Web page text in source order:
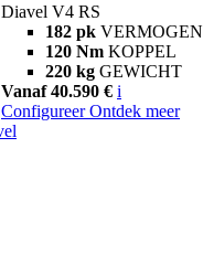
Diavel V4 RS
182 pk VERMOGEN
120 Nm KOPPEL
220 kg GEWICHT
Vanaf 40.590 € i
Configureer Ontdek meer